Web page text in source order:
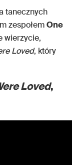
tanecznych
zespołemOne
wierzycie,
Loved, który
Loved,